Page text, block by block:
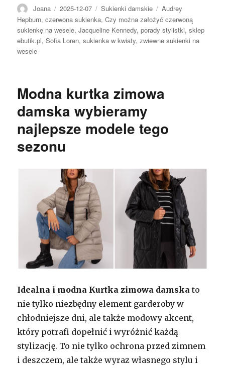
Autor
Joana Opublikowano
2025-12-07 Kategorie
Sukienki damskie Tagi
Audrey
Hepburn,czerwona sukienka,Czy można założyć czerwoną
sukienkę na wesele,Jacqueline Kennedy,porady stylistki,sklep
ebutik.pl,Sofia Loren,sukienka w kwiaty,zwiewne sukienki na
wesele
Modna kurtka zimowa
damska wybieramy
najlepsze modele tego
sezonu
Idealna i modna Kurtka zimowa damska to
nie tylko niezbędny element garderoby w
chłodniejsze dni, ale także modowy akcent,
który potrafi dopełnić i wyróżnić każdą
stylizację. To nie tylko ochrona przed zimnem
i deszczem, ale także wyraz własnego stylu i